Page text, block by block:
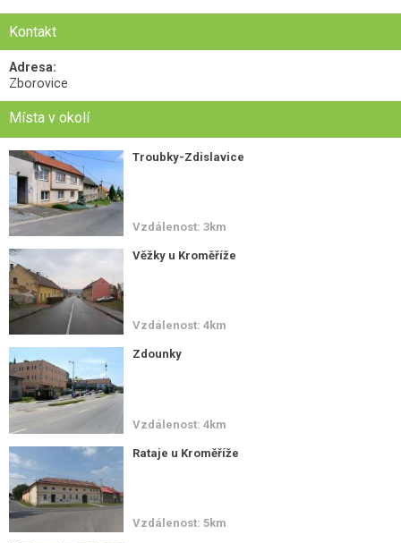
Kontakt
Adresa:
Zborovice
Místa v okolí
Troubky-Zdislavice
Vzdálenost: 3km
Věžky u Kroměříže
Vzdálenost: 4km
Zdounky
Vzdálenost: 4km
Rataje u Kroměříže
Vzdálenost: 5km